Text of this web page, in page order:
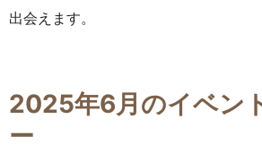
出会えます。
2025年6月のイベン
ー